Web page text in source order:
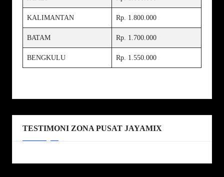
KALIMANTAN Rp. 1.800.000
BATAM Rp. 1.700.000
BENGKULU Rp. 1.550.000
TESTIMONI ZONA PUSAT JAYAMIX